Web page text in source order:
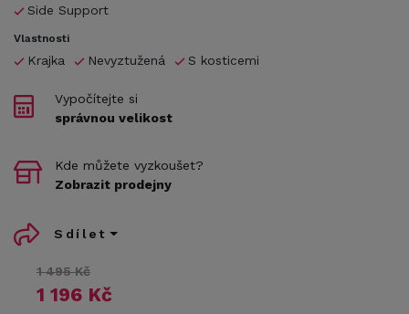
Side Support
Vlastnosti
Krajka Nevyztužená S kosticemi
1 495 Kč
1 196 Kč
Vypočítejte si
správnou velikost
Kde můžete vyzkoušet?
Zobrazit prodejny
Sdílet